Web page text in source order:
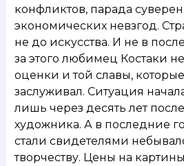
конфликтов, парада
экономических невзгод.
не до искусства. И не в
за этого любимец Костаки
оценки и той славы,
заслуживал. Ситуация
лишь через десять лет
художника. А в последние
стали свидетелями
творчеству. Цены на